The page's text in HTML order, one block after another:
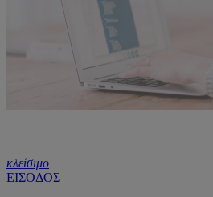
κλείσιμο
ΕΙΣΟΔΟΣ